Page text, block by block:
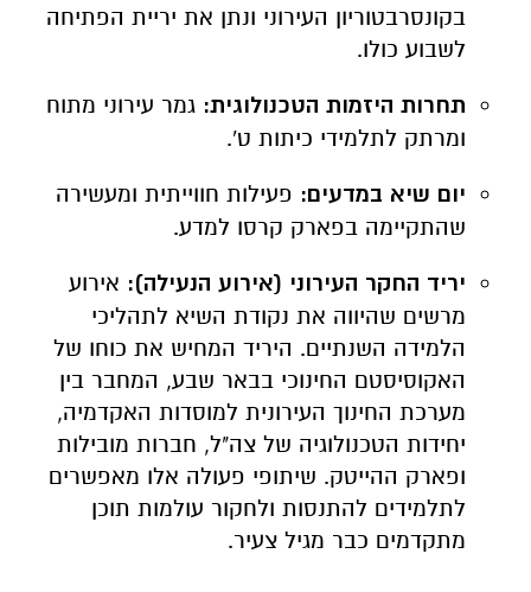
בקונסרבטוריון העירוני ונתן את יריית הפתיחה
לשבוע כולו.
תחרות היזמות הטכנולוגית: גמר עירוני מתוח
ומרתק לתלמידי כיתות ט'.
יום שיא במדעים: פעילות חווייתית ומעשירה
שהתקיימה בפארק קרסו למדע.
יריד החקר העירוני (אירוע הנעילה): אירוע
מרשים שהיווה את נקודת השיא לתהליכי
הלמידה השנתיים. היריד המחיש את כוחו של
האקוסיסטם החינוכי בבאר שבע, המחבר בין
מערכת החינוך העירונית למוסדות האקדמיה,
יחידות הטכנולוגיה של צה"ל, חברות מובילות
ופארק ההייטק. שיתופי פעולה אלו מאפשרים
לתלמידים להתנסות ולחקור עולמות תוכן
מתקדמים כבר מגיל צעיר.